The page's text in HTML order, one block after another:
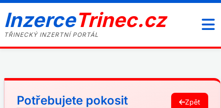
InzerceTrinec.cz
TŘINECKÝ INZERTNÍ PORTÁL
Potřebujete pokosit
Zpět